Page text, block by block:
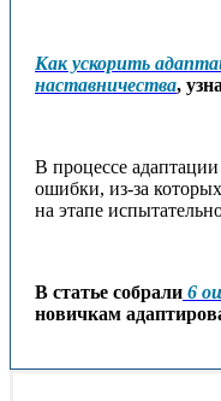
Как ускорить
наставничества,
В процессе
ошибки, из-за
на этапе
В статье собрали 6
новичкам